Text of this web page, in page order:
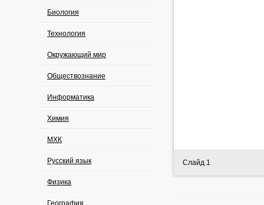
Биология
Технология
Окружающий мир
Обществознание
Информатика
Химия
МХК
Русский язык
Физика
География
Слайд 1